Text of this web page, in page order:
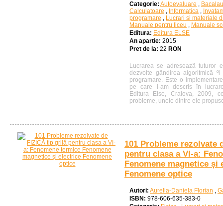
Categorie: Autoevaluare ,
Calculatoare , Informatica ,
programare , Lucrari si materiale
Manuale pentru liceu , Manuale
Editura: Editura ELSE
An apartie: 2015
Pret de la: 22 RON
Lucrarea se adreseazã tuturor
dezvolte gândirea algoritmicã
programare. Este o
pe care i-am descris în
Editura Else, Craiova, 2009,
probleme, unele dintre ele
101 Probleme rezolvate
pentru clasa a VI-a:
Fenomene magnetice și
Fenomene optice
Autori: Aurelia-Daniela Florian ,
ISBN: 978-606-635-383-0